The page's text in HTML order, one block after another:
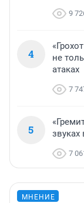
9
4
не
атаках
7
5
7
МНЕНИЕ